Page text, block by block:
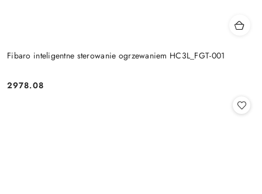
Fibaro inteligentne sterowanie ogrzewaniem HC3L_FGT-001
Cena:
2978.08